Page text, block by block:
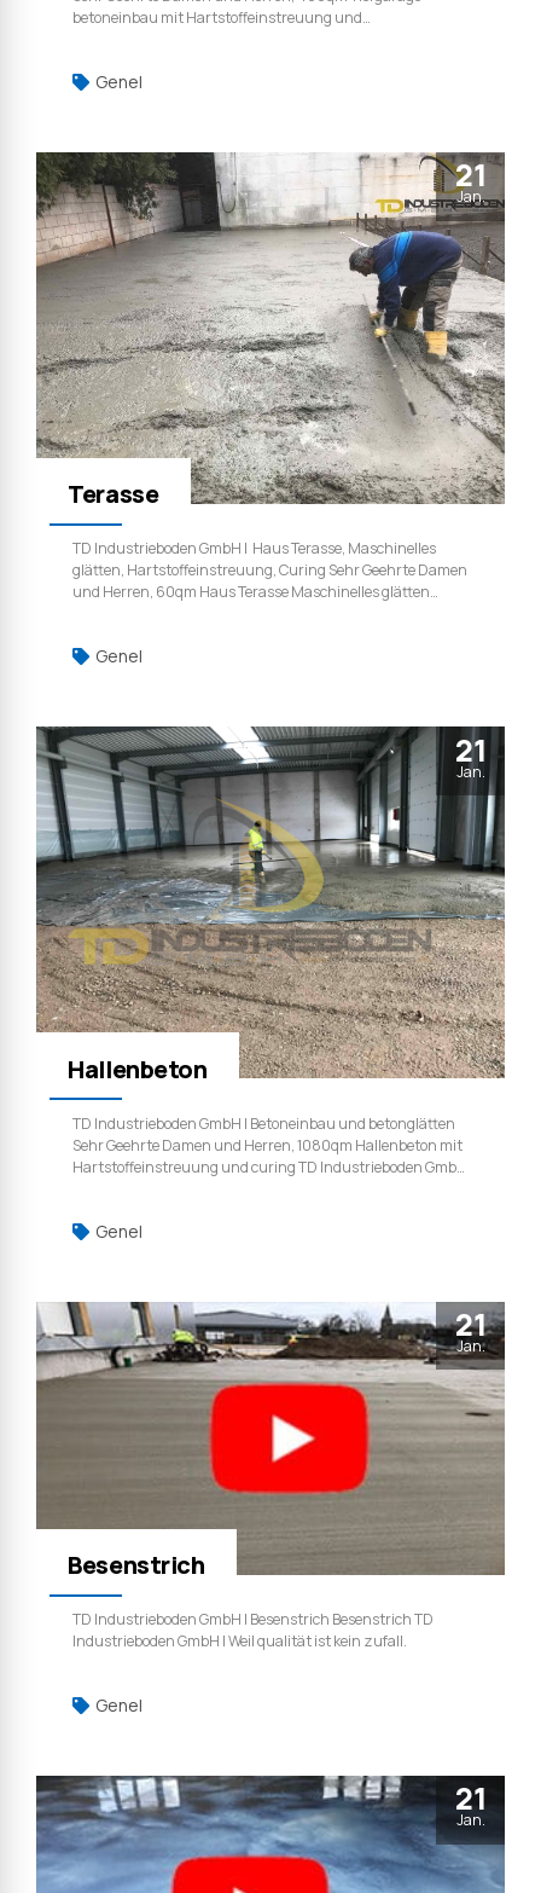
Genel
betoneinbau mit Hartstoffeinstreuung und
Genel
21
Jan.
Terasse
TD Industrieboden GmbH | Haus Terasse, Maschinelles
glätten, Hartstoffeinstreuung, Curing Sehr Geehrte Damen
und Herren, 60qm Haus Terasse Maschinelles glätten
Genel
21
Jan.
Hallenbeton
TD Industrieboden GmbH | Betoneinbau und betonglätten
Sehr Geehrte Damen und Herren, 1080qm Hallenbeton mit
Hartstoffeinstreuung und curing TD Industrieboden GmbH
Genel
21
Jan.
Besenstrich
TD Industrieboden GmbH | Besenstrich Besenstrich TD
Industrieboden GmbH | Weil qualität ist kein zufall.
21
Jan.